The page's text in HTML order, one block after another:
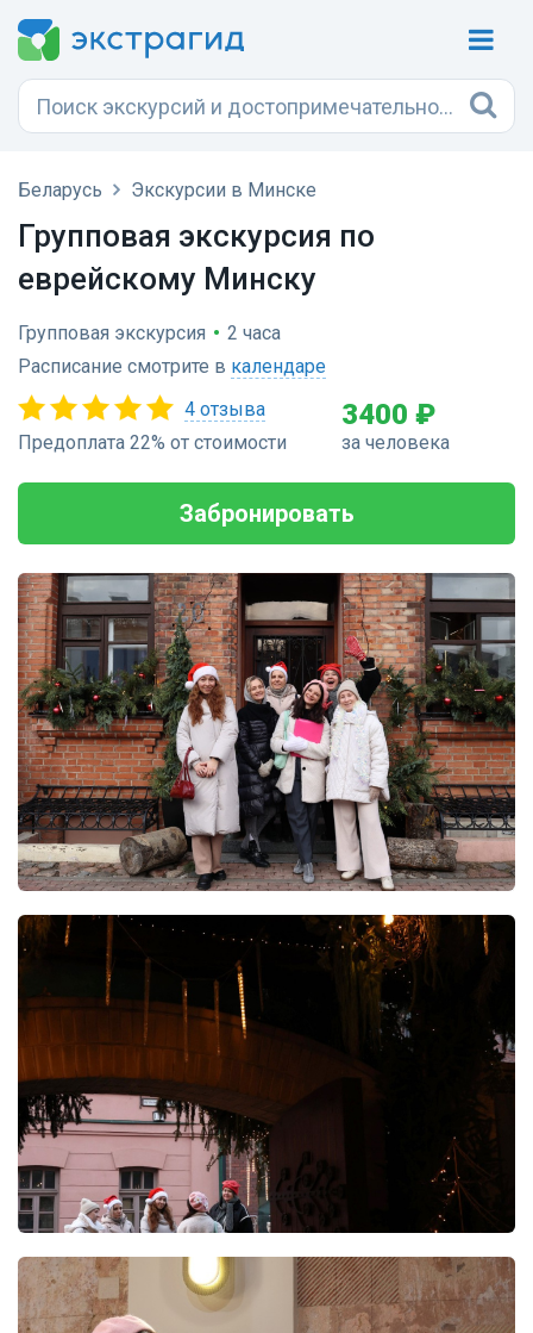
Беларусь Экскурсии в Минске
Групповая экскурсия по
еврейскому Минску
Групповая экскурсия • 2 часа
Расписание смотрите в календаре
4 отзыва
Предоплата 22% от стоимости
3400 ₽
за человека
Забронировать